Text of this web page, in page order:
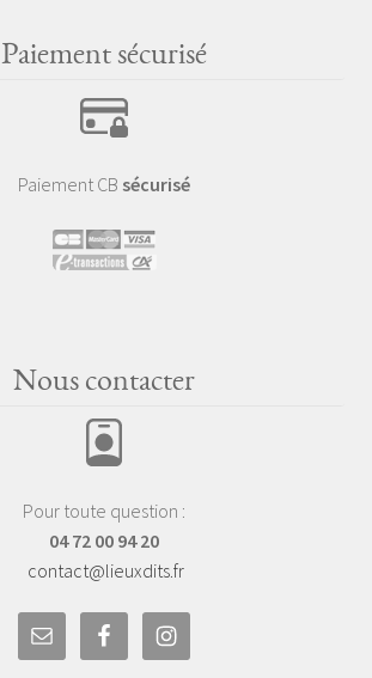
Paiement sécurisé
Paiement CB sécurisé
Nous contacter
Pour toute question :
04 72 00 94 20
contact@lieuxdits.fr